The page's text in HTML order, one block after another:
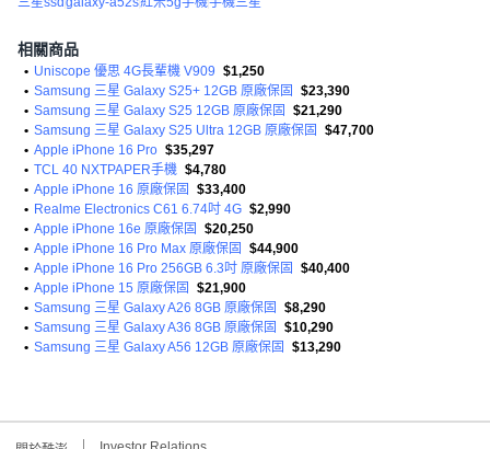
相關商品
• Uniscope 優思 4G長輩機 V909 $1,250
• Samsung 三星 Galaxy S25+ 12GB 原廠保固
$23,390
• Samsung 三星 Galaxy S25 12GB 原廠保固
$21,290
• Samsung 三星 Galaxy S25 Ultra 12GB 原廠保固
$47,700
• Apple iPhone 16 Pro $35,297
• TCL 40 NXTPAPER手機 $4,780
• Apple iPhone 16 原廠保固
$33,400
• Realme Electronics C61 6.74吋 4G $2,990
• Apple iPhone 16e 原廠保固
$20,250
• Apple iPhone 16 Pro Max 原廠保固
$44,900
• Apple iPhone 16 Pro 256GB 6.3吋 原廠保固
$40,400
• Apple iPhone 15 原廠保固
$21,900
• Samsung 三星 Galaxy A26 8GB 原廠保固
$8,290
• Samsung 三星 Galaxy A36 8GB 原廠保固
$10,290
• Samsung 三星 Galaxy A56 12GB 原廠保固 $13,290